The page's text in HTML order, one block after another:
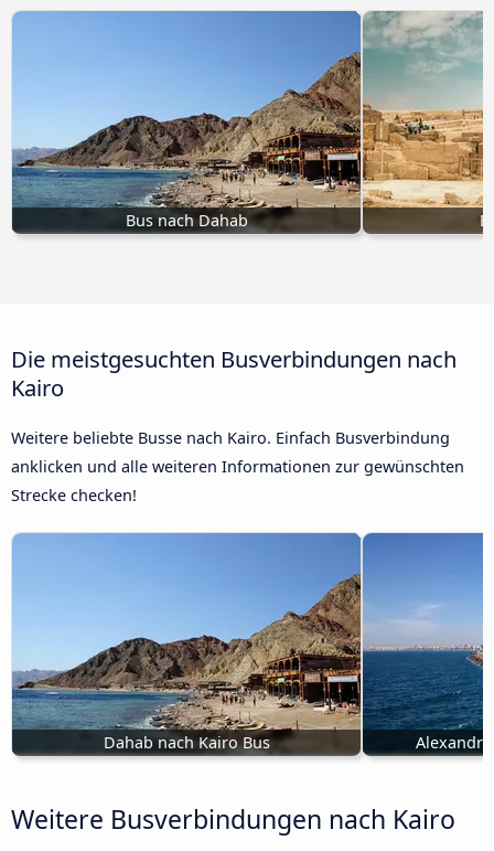
Bus nach Dahab
Die meistgesuchten Busverbindungen nach
Kairo
Weitere beliebte Busse nach Kairo. Einfach Busverbindung
anklicken und alle weiteren Informationen zur gewünschten
Strecke checken!
Dahab nach Kairo Bus
Weitere Busverbindungen nach Kairo